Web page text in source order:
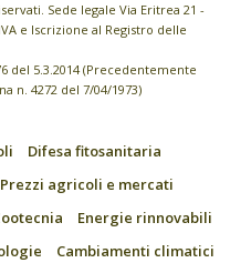
Sede legale Via Eritrea 21 -
e Iscrizione al Registro delle
del 5.3.2014 (Precedentemente
n. 4272 del 7/04/1973)
Difesa fitosanitaria
Prezzi agricoli e mercati
Energie rinnovabili
Cambiamenti climatici